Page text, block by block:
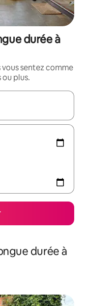
durée à
sentez comme
plus.
les flèches vers le
durée à